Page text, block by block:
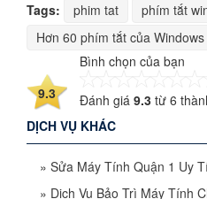
Tags: phim tat phím tắt
Hơn 60 phím tắt của
9.3
Bình chọn của bạn
Đánh giá 9.3 từ 6
DỊCH VỤ KHÁC
» Sửa Máy Tính Quận 1 Uy
» Dịch Vụ Bảo Trì Máy Tính